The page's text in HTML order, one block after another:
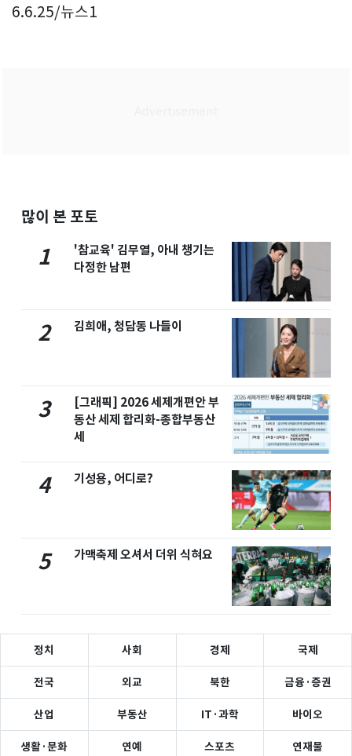
6.6.25/뉴스1
많이 본 포토
1
'참교육' 김무열, 아내 챙기는
다정한 남편
2 김희애, 청담동 나들이
3
[그래픽] 2026 세제개편안 부
동산 세제 합리화-종합부동산
세
4 기성용, 어디로?
5 가맥축제 오셔서 더위 식혀요
정치 사회 경제 국제
전국 외교 북한 금융·증권
산업 부동산 IT·과학 바이오
생활·문화 연예 스포츠 연재물